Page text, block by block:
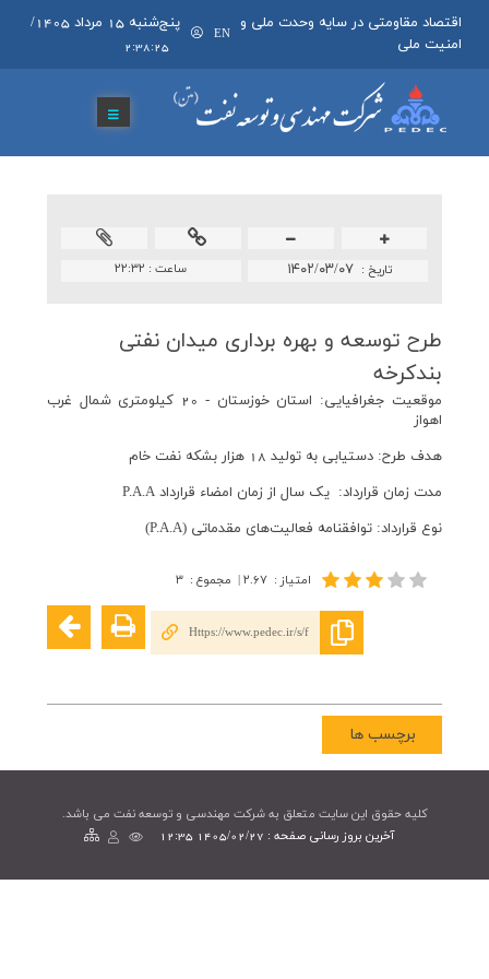
اقتصاد مقاومتی در سایه وحدت ملی و
امنیت ملی
EN
پنج‌شنبه 15 مرداد 1405 /
2:38:25
ساعت : ۲۲:۳۲ تاريخ : ۱۴۰۲/۰۳/۰۷
طرح توسعه و بهره برداری میدان نفتی
بندكرخه
موقعيت جغرافيايی: استان خوزستان - 20 کیلومتری شمال غرب
اهواز
هدف طرح: دستیابی به تولید 18 هزار بشکه نفت خام
مدت زمان قرارداد: یک سال از زمان امضاء قرارداد P.A.A
نوع قرارداد: توافقنامه فعالیت‌های مقدماتی (P.A.A)
امتیاز : ۲.۶۷| مجموع : ۳
Https://www.pedec.ir/s/f
برچسب ها
کليه حقوق اين سايت متعلق به شرکت مهندسی و توسعه نفت می باشد.
آخرین بروز رسانی صفحه : 1405/02/27 12:35